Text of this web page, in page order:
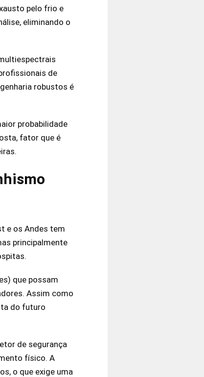
pelo frio e
eliminando o
de
robustos é
probabilidade
fator que é
e os Andes tem
principalmente
que possam
Assim como
do futuro
de segurança
físico. A
o que exige uma